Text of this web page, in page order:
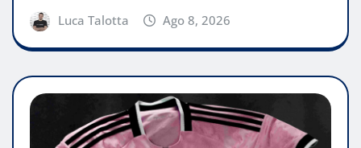
Luca Talotta Ago 8, 2026